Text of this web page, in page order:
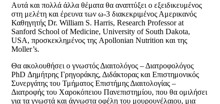
Αυτά και πολλά άλλα θέματα θα αναπτύξει ο εξειδικευμένος
στη μελέτη και έρευνα των ω-3 διακεκριμένος Αμερικανός
Καθηγητής Dr. William S. Harris, Research Professor at
Sanford School of Medicine, University of South Dakota,
USA, προσκεκλημένος της Apollonian Nutrition και της
Moller’s.
Θα ακολουθήσει ο γνωστός Διαιτολόγος – Διατροφολόγος
PhD Δημήτρης Γρηγοράκης, Διδάκτορας και Επιστημονικός
Συνεργάτης του Τμήματος Επιστήμης Διαιτολογίας –
Διατροφής του Χαροκόπειου Πανεπιστημίου, που θα ομιλήσει
για τα γνωστά και άγνωστα οφέλη του μουρουνέλαιου, μια